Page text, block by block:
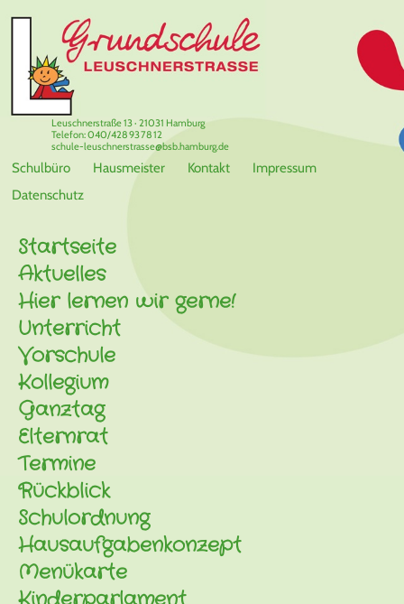
Schulbüro Hausmeister Kontakt
Impressum
Datenschutz
Leuschnerstraße 13 · 21031 Hamburg
Telefon: 040/428 93 78 12
schule-leuschnerstrasse@bsb.hamburg.de
Startseite
Aktuelles
Hier lernen wir gerne!
Unterricht
Vorschule
Kollegium
Ganztag
Elternrat
Termine
Rückblick
Schulordnung
Hausaufgabenkonzept
Menükarte